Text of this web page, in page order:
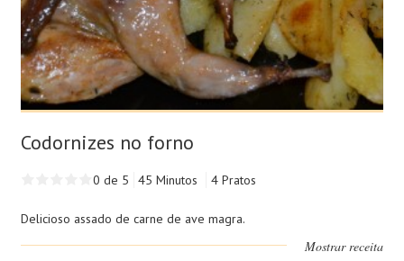
Codornizes no forno
0 de 5 45 Minutos 4 Pratos
Delicioso assado de carne de ave magra.
Mostrar receita